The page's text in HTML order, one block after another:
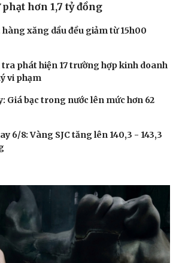
hơn 1,7 tỷ đồng
hàng xăng dầu đều giảm từ 15h00
phát hiện 17 trường hợp kinh doanh
vi phạm
Giá bạc trong nước lên mức hơn 62
6/8: Vàng SJC tăng lên 140,3 - 143,3